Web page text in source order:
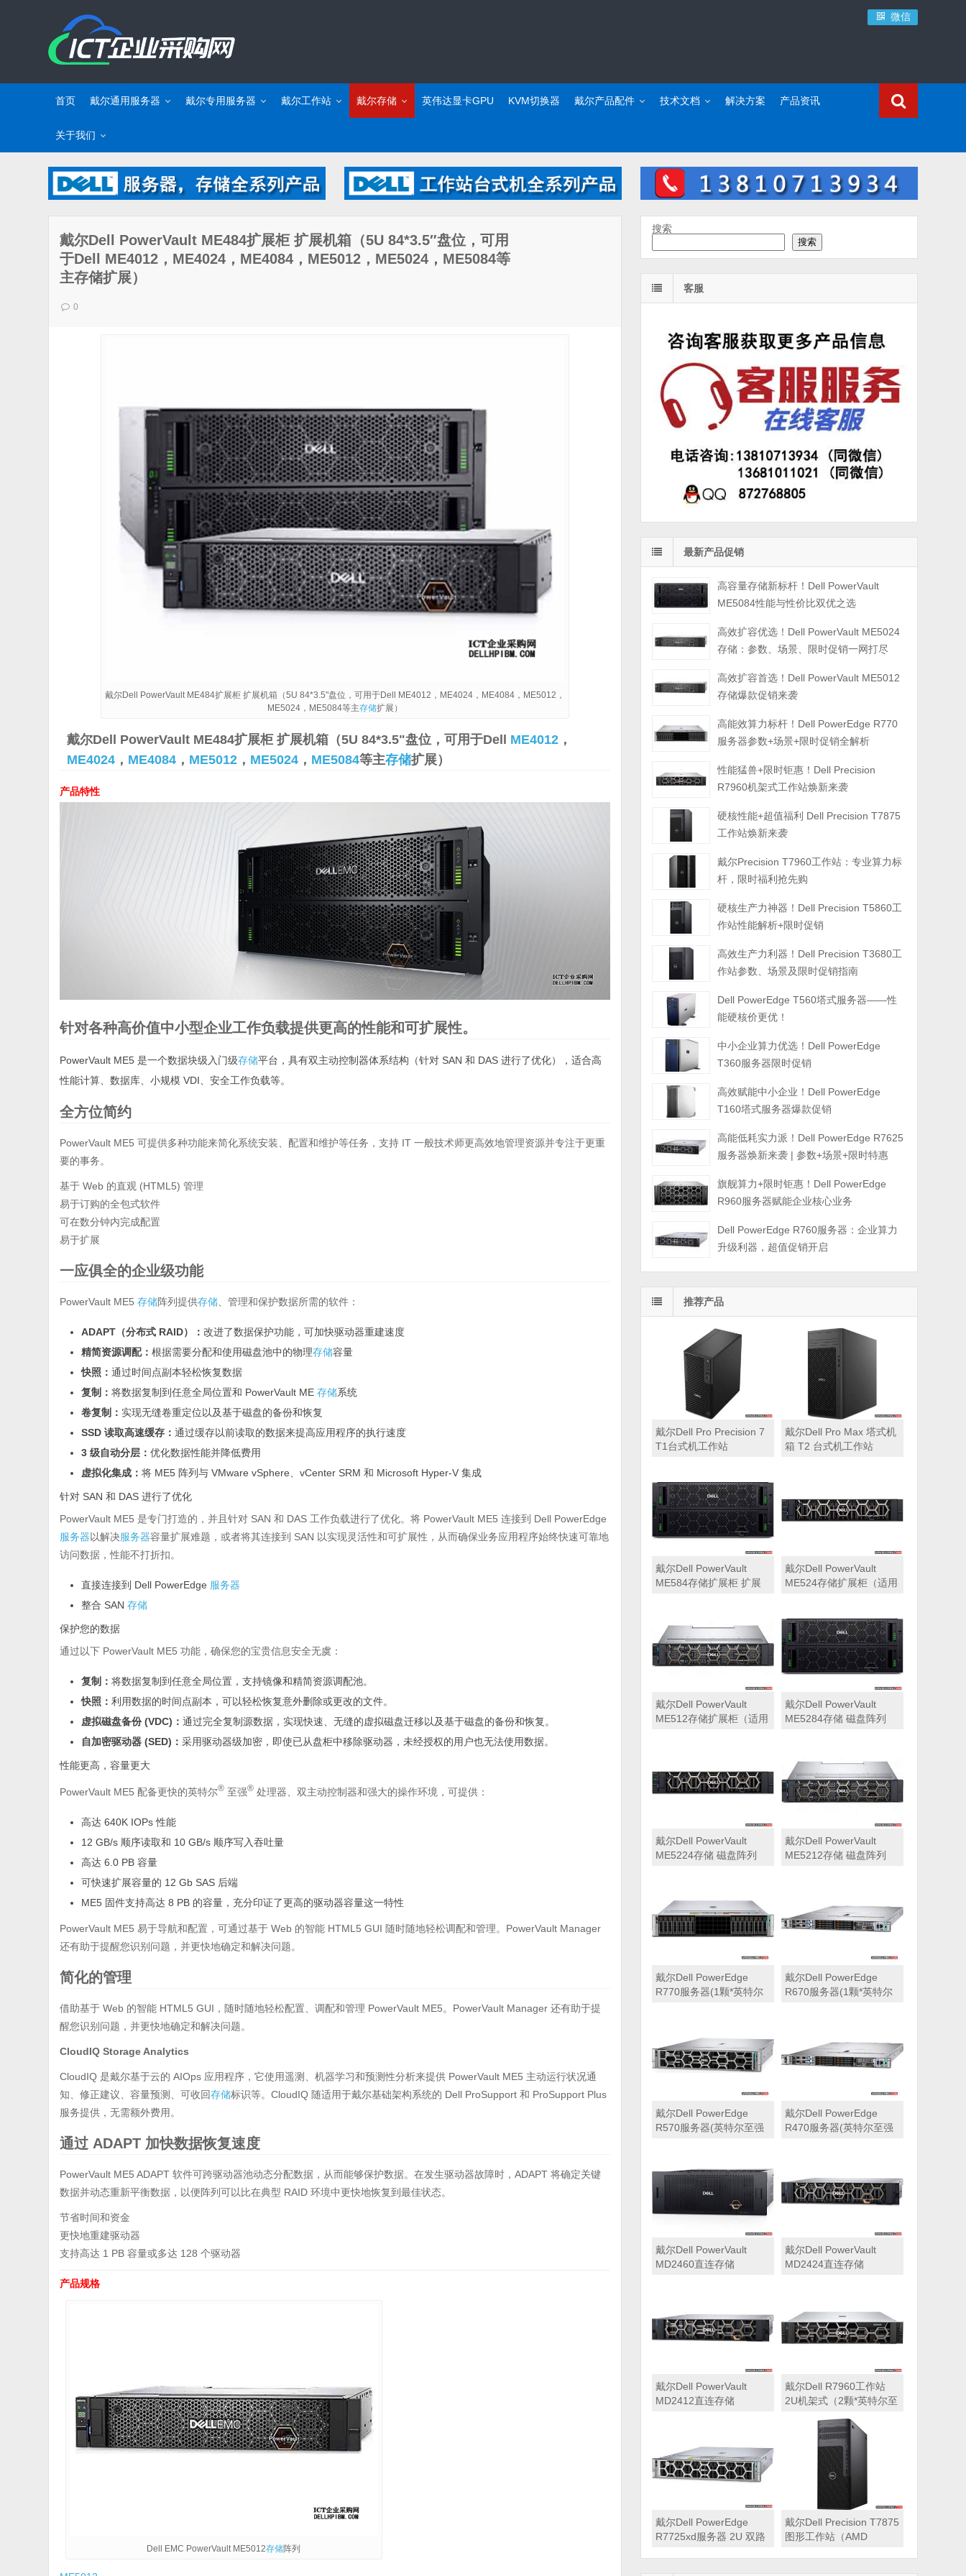
微信
首页 戴尔通用服务器 戴尔专用服务器 戴尔工作站 戴尔存储 英伟达显卡GPU KVM切换器 戴尔产品配件 技术文档 解决方案 产品资讯
关于我们
戴尔Dell PowerVault ME484扩展柜 扩展机箱（5U 84*3.5″盘位，可用
于Dell ME4012，ME4024，ME4084，ME5012，ME5024，ME5084等
主存储扩展）
0
戴尔Dell PowerVault ME484扩展柜 扩展机箱（5U 84*3.5"盘位，可用于Dell ME4012，ME4024，ME4084，ME5012，
ME5024，ME5084等主存储扩展）
戴尔Dell PowerVault ME484扩展柜 扩展机箱（5U 84*3.5"盘位，可用于Dell ME4012 ，
ME4024 ， ME4084 ， ME5012 ， ME5024 ， ME5084等主存储扩展）
产品特性
针对各种高价值中小型企业工作负载提供更高的性能和可扩展性。
PowerVault ME5 是一个数据块级入门级存储平台，具有双主动控制器体系结构（针对 SAN 和 DAS 进行了优化），适合高
性能计算、数据库、小规模 VDI、安全工作负载等。
全方位简约
PowerVault ME5 可提供多种功能来简化系统安装、配置和维护等任务，支持 IT 一般技术师更高效地管理资源并专注于更重
要的事务。
基于 Web 的直观 (HTML5) 管理
易于订购的全包式软件
可在数分钟内完成配置
易于扩展
一应俱全的企业级功能
PowerVault ME5存储阵列提供存储、管理和保护数据所需的软件：
ADAPT（分布式 RAID）：改进了数据保护功能，可加快驱动器重建速度
精简资源调配：根据需要分配和使用磁盘池中的物理存储容量
快照：通过时间点副本轻松恢复数据
复制：将数据复制到任意全局位置和 PowerVault ME存储系统
卷复制： 实现无缝卷重定位以及基于磁盘的备份和恢复
SSD 读取高速缓存：通过缓存以前读取的数据来提高应用程序的执行速度
3 级自动分层：优化数据性能并降低费用
虚拟化集成：将 ME5 阵列与 VMware vSphere、vCenter SRM 和 Microsoft Hyper-V 集成
针对 SAN 和 DAS 进行了优化
PowerVault ME5 是专门打造的，并且针对 SAN 和 DAS 工作负载进行了优化。将 PowerVault ME5 连接到 Dell PowerEdge
服务器以解决服务器容量扩展难题，或者将其连接到 SAN 以实现灵活性和可扩展性，从而确保业务应用程序始终快速可靠地
访问数据，性能不打折扣。
直接连接到 Dell PowerEdge 服务器
整合 SAN存储
保护您的数据
通过以下 PowerVault ME5 功能，确保您的宝贵信息安全无虞：
复制：将数据复制到任意全局位置，支持镜像和精简资源调配池。
快照：利用数据的时间点副本，可以轻松恢复意外删除或更改的文件。
虚拟磁盘备份 (VDC)：通过完全复制源数据，实现快速、无缝的虚拟磁盘迁移以及基于磁盘的备份和恢复。
自加密驱动器 (SED)：采用驱动器级加密，即使已从盘柜中移除驱动器，未经授权的用户也无法使用数据。
性能更高，容量更大
PowerVault ME5 配备更快的英特尔® 至强® 处理器、双主动控制器和强大的操作环境，可提供：
高达 640K IOPs 性能
12 GB/s 顺序读取和 10 GB/s 顺序写入吞吐量
高达 6.0 PB 容量
可快速扩展容量的 12 Gb SAS 后端
ME5 固件支持高达 8 PB 的容量，充分印证了更高的驱动器容量这一特性
PowerVault ME5 易于导航和配置，可通过基于 Web 的智能 HTML5 GUI 随时随地轻松调配和管理。PowerVault Manager
还有助于提醒您识别问题，并更快地确定和解决问题。
简化的管理
借助基于 Web 的智能 HTML5 GUI，随时随地轻松配置、调配和管理 PowerVault ME5。PowerVault Manager 还有助于提
醒您识别问题，并更快地确定和解决问题。
CloudIQ Storage Analytics
CloudIQ 是戴尔基于云的 AIOps 应用程序，它使用遥测、机器学习和预测性分析来提供 PowerVault ME5 主动运行状况通
知、修正建议、容量预测、可收回存储标识等。CloudIQ 随适用于戴尔基础架构系统的 Dell ProSupport 和 ProSupport Plus
服务提供，无需额外费用。
通过 ADAPT 加快数据恢复速度
PowerVault ME5 ADAPT 软件可跨驱动器池动态分配数据，从而能够保护数据。在发生驱动器故障时，ADAPT 将确定关键
数据并动态重新平衡数据，以便阵列可以比在典型 RAID 环境中更快地恢复到最佳状态。
节省时间和资金
更快地重建驱动器
支持高达 1 PB 容量或多达 128 个驱动器
产品规格
Dell EMC PowerVault ME5012存储阵列
搜索
搜索
客服
最新产品促销
高容量存储新标杆！Dell PowerVault
ME5084性能与性价比双优之选
高效扩容优选！Dell PowerVault ME5024
存储：参数、场景、限时促销一网打尽
高效扩容首选！Dell PowerVault ME5012
存储爆款促销来袭
高能效算力标杆！Dell PowerEdge R770
服务器参数+场景+限时促销全解析
性能猛兽+限时钜惠！Dell Precision
R7960机架式工作站焕新来袭
硬核性能+超值福利 Dell Precision T7875
工作站焕新来袭
戴尔Precision T7960工作站：专业算力标
杆，限时福利抢先购
硬核生产力神器！Dell Precision T5860工
作站性能解析+限时促销
高效生产力利器！Dell Precision T3680工
作站参数、场景及限时促销指南
Dell PowerEdge T560塔式服务器——性
能硬核价更优！
中小企业算力优选！Dell PowerEdge
T360服务器限时促销
高效赋能中小企业！Dell PowerEdge
T160塔式服务器爆款促销
高能低耗实力派！Dell PowerEdge R7625
服务器焕新来袭 | 参数+场景+限时特惠
旗舰算力+限时钜惠！Dell PowerEdge
R960服务器赋能企业核心业务
Dell PowerEdge R760服务器：企业算力
升级利器，超值促销开启
推荐产品
戴尔Dell Pro Precision 7
T1台式机工作站
戴尔Dell Pro Max 塔式机
箱 T2 台式机工作站
戴尔Dell PowerVault
ME584存储扩展柜 扩展
ME5224，ME5284等主
存储扩展）
戴尔Dell PowerVault
ME524存储扩展柜（适用
戴尔Dell PowerVault
ME512存储扩展柜（适用
戴尔Dell PowerVault
ME5284存储 磁盘阵列
戴尔Dell PowerVault
ME5224存储 磁盘阵列
戴尔Dell PowerVault
ME5212存储 磁盘阵列
戴尔Dell PowerEdge
R770服务器(1颗*英特尔
PERC H965i阵列卡丨
800W双电源丨三年保修)
戴尔Dell PowerEdge
R670服务器(1颗*英特尔
PERC H965i阵列卡丨
800W双电源丨三年保修)
戴尔Dell PowerEdge
R570服务器(英特尔至强
SSD固态硬盘丨PERC
H965i阵列卡丨800W双电
源丨三年保修)
戴尔Dell PowerEdge
R470服务器(英特尔至强
H965i阵列卡丨800W双电
源丨三年保修)
戴尔Dell PowerVault
MD2460直连存储
戴尔Dell PowerVault
MD2424直连存储
戴尔Dell PowerVault
MD2412直连存储
戴尔Dell R7960工作站
2U机架式（2颗*英特尔至
十四核心丨256GB 内存
丨1T固态硬盘+2块*8TB
硬盘丨2*RTX A6000
48GB显卡丨2400W双电
源丨三年质保）
戴尔Dell PowerEdge
R7725xd服务器 2U 双路
戴尔Dell Precision T7875
图形工作站（AMD